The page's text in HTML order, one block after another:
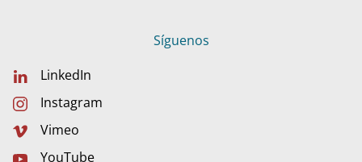
Síguenos
LinkedIn
Instagram
Vimeo
YouTube